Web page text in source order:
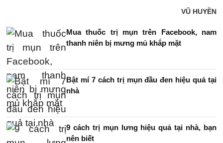
VŨ HUYỀN
Mua thuốc trị mụn trên Facebook, nam
thanh niên bị mưng mủ khắp mặt
Bật mí 7 cách trị mụn đầu đen hiệu quả tại
nhà
9 cách trị mụn lưng hiệu quả tại nhà, bạn
nên biết